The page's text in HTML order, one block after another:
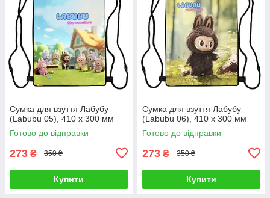
Сумка для взуття Лабубу
(Labubu 05), 410 х 300 мм
Готово до відправки
273 ₴ 350 ₴
Купити
Сумка для взуття Лабубу
(Labubu 06), 410 х 300 мм
Готово до відправки
273 ₴ 350 ₴
Купити